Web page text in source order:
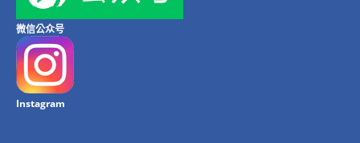
微信公众号
Instagram